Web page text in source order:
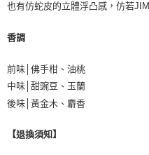
也有仿蛇皮的立體浮凸感，仿若
香調
前味│佛手柑、油桃
中味│甜豌豆、玉蘭
後味│黃金木、麝香
【退換須知】